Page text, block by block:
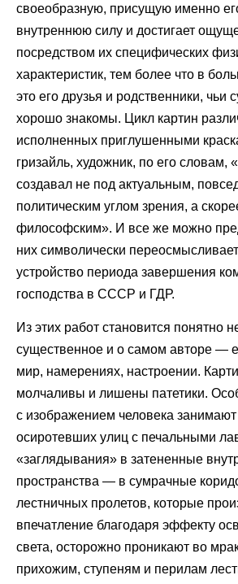
своеобразную, присущую именно
внутреннюю силу и достигает
посредством их специфических
характеристик, тем более что в
это его друзья и родственники, чьи
хорошо знакомы. Цикл картин
исполненных приглушенными
гризайль, художник, по его словам,
создавал не под актуальным,
политическим углом зрения, а
философским». И все же можно
них символически
устройство периода завершения
господства в СССР и ГДР.
Из этих работ становится понятно
существенное и о самом авторе —
мир, намерениях, настроении.
молчаливы и лишены патетики.
с изображением человека
осиротевших улиц с печальными
«заглядывания» в затененные
пространства — в сумрачные
лестничных пролетов, которые
впечатление благодаря эффекту
света, осторожно проникают во
прихожим, ступеням и перилам